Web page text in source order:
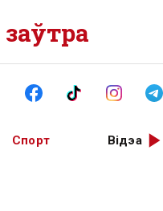
Спорт Відэа